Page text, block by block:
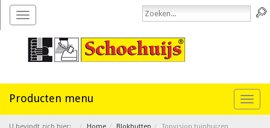
Toggle
navigation
U bevindt zich hier: Home Blokhutten Topvision tuinhuizen